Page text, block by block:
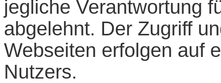
jegliche Verantwortung
abgelehnt. Der Zugriff
Webseiten erfolgen auf
Nutzers.